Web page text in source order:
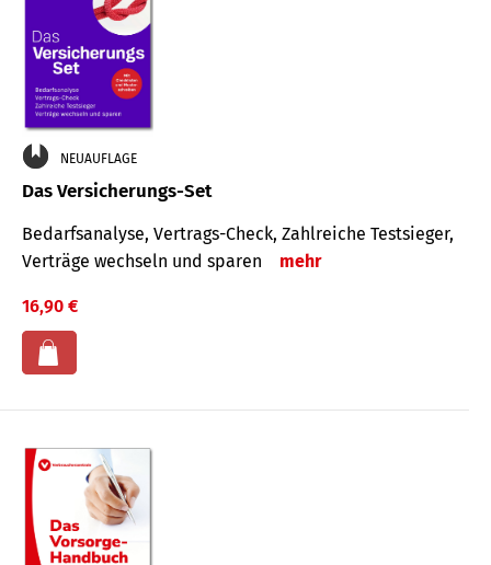
NEUAUFLAGE
Das Versicherungs-Set
Bedarfsanalyse, Vertrags-Check, Zahlreiche Testsieger,
Verträge wechseln und sparen
mehr
16,90 €